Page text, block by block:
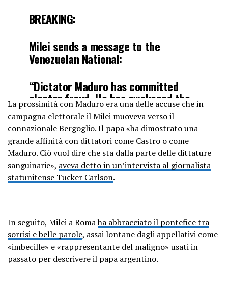
BREAKING:
Milei sends a message to the
Venezuelan National:
“Dictator Maduro has committed
elector fraud. He has awakened the
Venezuelan lions and sooner or later
socialism is going to end. Socialism
is always murderous. Courage, dear
Venezuelans”
🇦🇷🇻🇪
pic.twitter.com/7p2YspPm6j
29, 2024
La prossimità con Maduro era una delle accuse che in
campagna elettorale il Milei muoveva verso il
connazionale Bergoglio. Il papa «ha dimostrato una
grande affinità con dittatori come Castro o come
Maduro. Ciò vuol dire che sta dalla parte delle dittature
sanguinarie», aveva detto in un’intervista al giornalista
statunitense Tucker Carlson.
In seguito, Milei a Romaha abbracciato il pontefice tra
sorrisi e belle parole, assai lontane dagli appellativi come
«imbecille» e «rappresentante del maligno» usati in
passato per descrivere il papa argentino.